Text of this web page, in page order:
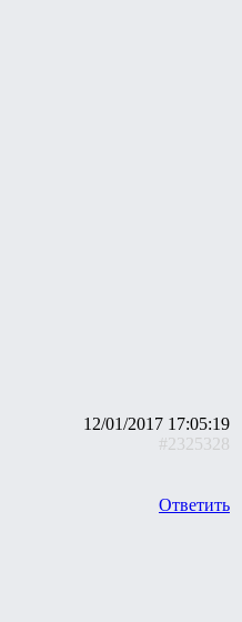
12/01/2017 17:05:19
#2325328
Ответить